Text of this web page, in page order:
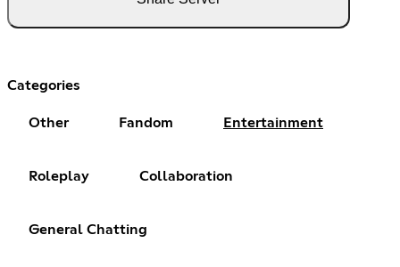
Categories
Other Fandom Entertainment
Roleplay Collaboration
General Chatting